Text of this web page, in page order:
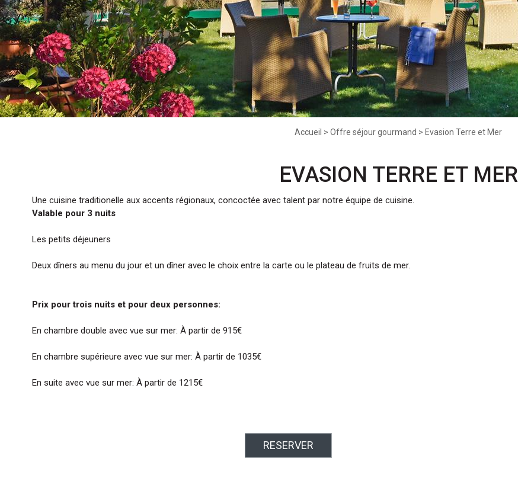
Accueil > Offre séjour gourmand > Evasion Terre et Mer
EVASION TERRE ET MER
Une cuisine traditionelle aux accents régionaux, concoctée avec talent par notre équipe de cuisine.
Valable pour 3 nuits
Les petits déjeuners
Deux dîners au menu du jour et un dîner avec le choix entre la carte ou le plateau de fruits de mer.
Prix pour trois nuits et pour deux personnes:
En chambre double avec vue sur mer: À partir de 915€
En chambre supérieure avec vue sur mer: À partir de 1035€
En suite avec vue sur mer: À partir de 1215€
RESERVER